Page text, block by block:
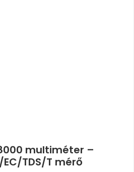
multiméter –
EC/TDS/T mérő